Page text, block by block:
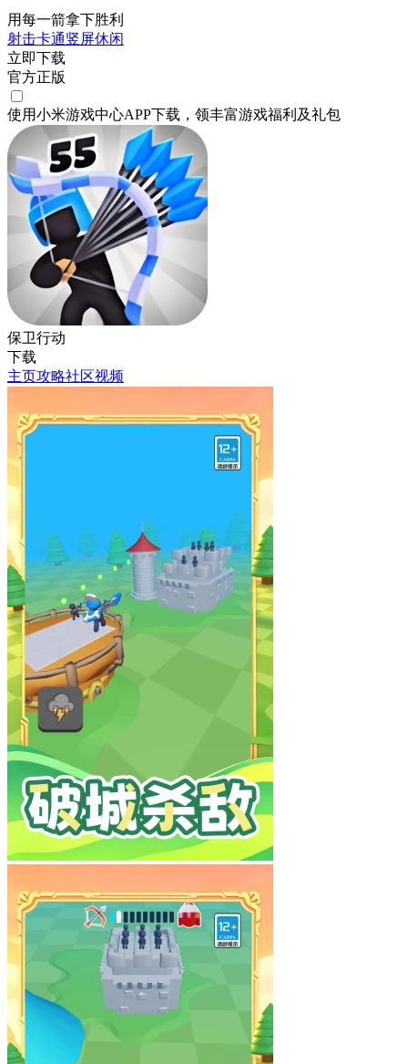
用每一箭拿下胜利
射击卡通竖屏休闲
立即下载
官方正版
使用小米游戏中心APP下载 ，领丰富游戏福利 及礼包
保卫行动
下载
主页攻略社区视频